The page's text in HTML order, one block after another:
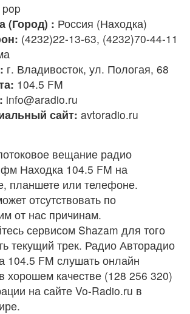
pop
(Город) : Россия (Находка)
(4232)22-13-63, (4232)70-44-11
г. Владивосток, ул. Пологая, 68
104.5 FM
info@aradio.ru
сайт: avtoradio.ru
вещание радио
Находка 104.5 FM на
планшете или телефоне.
отсутствовать по
от нас причинам.
сервисом Shazam для того
текущий трек. Радио Авторадио
104.5 FM слушать онлайн
хорошем качестве (128 256 320)
на сайте Vo-Radio.ru в